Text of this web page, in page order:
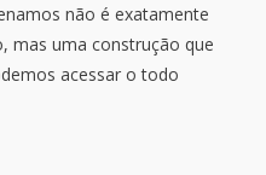
não é exatamente
mas uma construção que
acessar o todo